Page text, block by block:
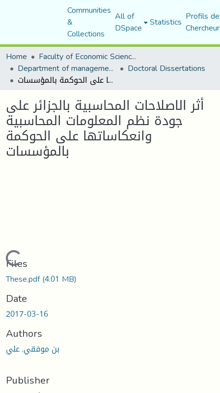
Communities
&
Collections
All of
DSpace Statistics Profils
Home
Faculty of Economic Sciences, Commerce and Management Sciences
Department of management sciences Doctoral Dissertations
أثر الاصلاحات المحاسبية بالجزائر على جودة نظم المعلومات المحاسبية وانعكاساتها على الحوكمة بالمؤسسات
أثر الاصلاحات المحاسبية بالجزائر على
جودة نظم المعلومات المحاسبية
وانعكاساتها على الحوكمة
بالمؤسسات
Loading...
Files
These.pdf(4.01 MB)
Date
2017-03-16
Authors
بن موفقي, علي
Publisher